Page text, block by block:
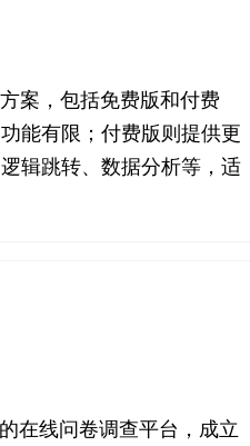
案，包括免费版和付费
能有限；付费版则提供更
辑跳转、数据分析等，适
在线问卷调查平台，成立